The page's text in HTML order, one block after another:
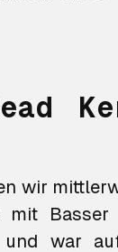
wir
mit
und war